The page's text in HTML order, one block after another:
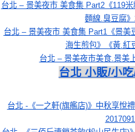
台北 – 景美夜市 美食集 Part2《119
麵線.臭豆腐
台北 – 景美夜市 美食集 Part1《景美
海生煎包》《黃.紅
台北 – 景美夜市美食.景美
台北 小販/小
台北 -《一之軒(旗艦店)》中秋享悅